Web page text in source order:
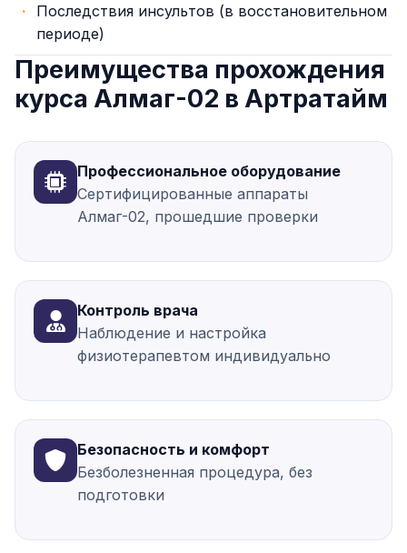
Последствия инсультов (в восстановительном
периоде)
Преимущества прохождения
курса Алмаг-02 в Артратайм
Профессиональное оборудование
Сертифицированные аппараты
Алмаг-02, прошедшие проверки
Контроль врача
Наблюдение и настройка
физиотерапевтом индивидуально
Безопасность и комфорт
Безболезненная процедура, без
подготовки